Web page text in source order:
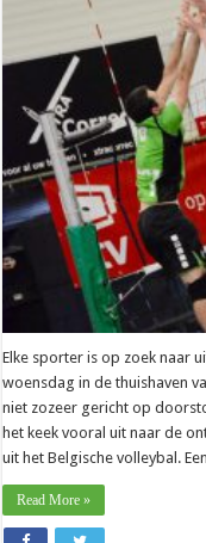
Elke sporter is op zoek naar
woensdag in de thuishaven
niet zozeer gericht op
het keek vooral uit naar de
uit het Belgische volleybal.
Read More »